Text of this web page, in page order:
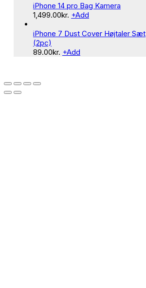
iPhone 14 pro Bag Kamera
1,499.00kr. +Add
iPhone 7 Dust Cover Højtaler Sæt
(2pc)
89.00kr. +Add